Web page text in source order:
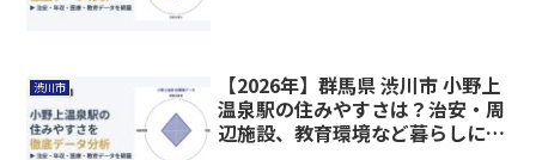
渋川市
【2026年】群馬県 渋川市 小野上
温泉駅の住みやすさは？治安・周
辺施設、教育環境など暮らしに関